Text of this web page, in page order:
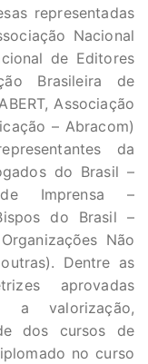
representadas
Nacional
de Editores
Brasileira de
Associação
– Abracom)
da
do Brasil –
de Imprensa –
do Brasil –
Não
Dentre as
aprovadas
a valorização,
dos cursos de
no curso